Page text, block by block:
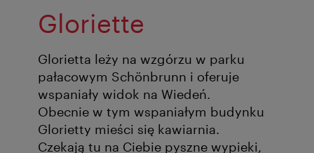
Gloriette
Glorietta leży na wzgórzu w parku
pałacowym Schönbrunn i oferuje
wspaniały widok na Wiedeń.
Obecnie w tym wspaniałym budynku
Glorietty mieści się kawiarnia.
Czekają tu na Ciebie pyszne wypieki,